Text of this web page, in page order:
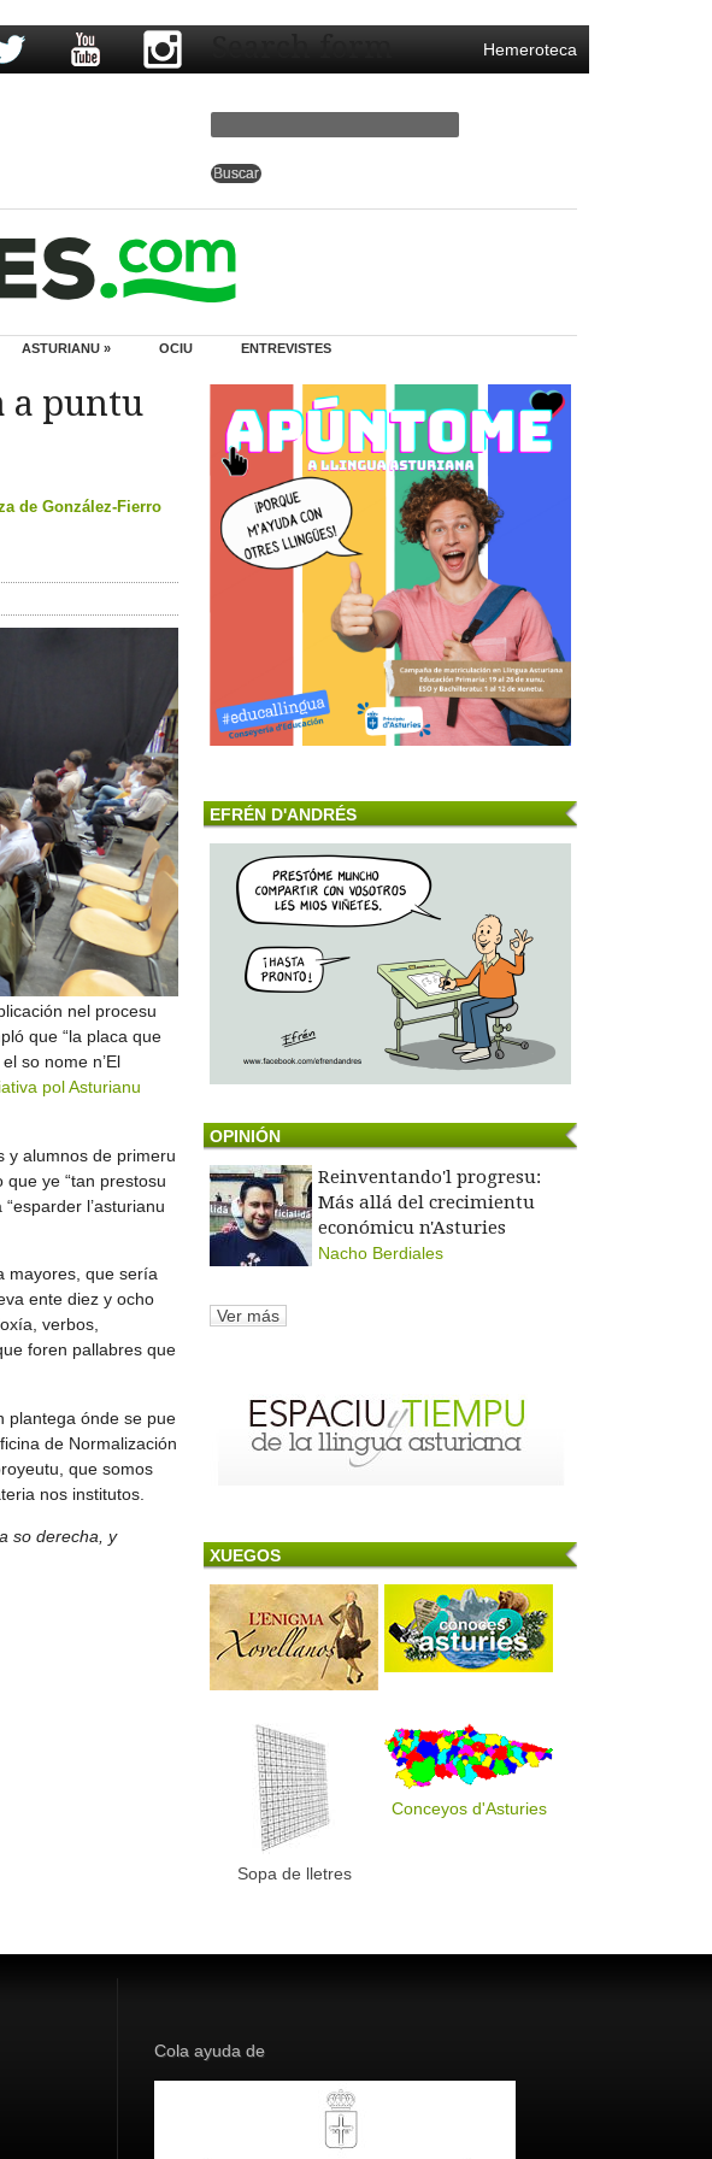
Hemeroteca
Search form
ASTURIANU » OCIU ENTREVISTES
a puntu
de González-Fierro
nel procesu
que “la placa que
so nome n’El
pol Asturianu
y alumnos de primeru
ye “tan prestosu
l’asturianu
mayores, que sería
ente diez y ocho
verbos,
foren pallabres que
plantega ónde se pue
de Normalización
que somos
nos institutos.
so derecha, y
EFRÉN D'ANDRÉS
OPINIÓN
Reinventando'l progresu:
Más allá del crecimientu
económicu n'Asturies
Nacho Berdiales
Ver más
XUEGOS
Sopa de lletres
Conceyos d'Asturies
Cola ayuda de